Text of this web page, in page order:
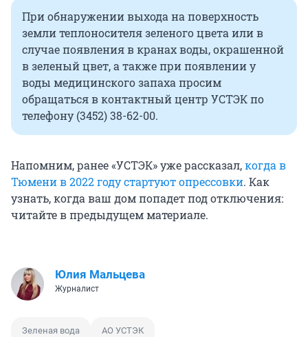
При обнаружении выхода на поверхность
земли теплоносителя зеленого цвета или в
случае появления в кранах воды, окрашенной
в зеленый цвет, а также при появлении у
воды медицинского запаха просим
обращаться в контактный центр УСТЭК по
телефону (3452) 38-62-00.
Напомним, ранее «УСТЭК» уже рассказал,когда в
Тюмени в 2022 году стартуют опрессовки. Как
узнать, когда ваш дом попадет под отключения:
читайте в предыдущем материале.
Юлия Мальцева
Журналист
Зеленая вода АО УСТЭК